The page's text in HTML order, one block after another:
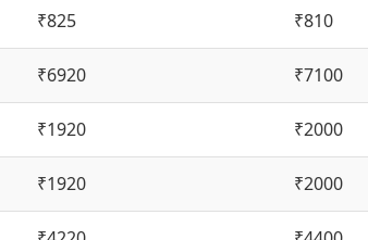
₹825 ₹810
₹6920 ₹7100
₹1920 ₹2000
₹1920 ₹2000